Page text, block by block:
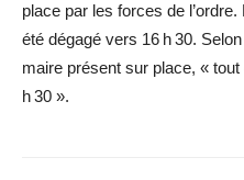
place par les forces de
été dégagé vers 16 h 30.
maire présent sur place, «
h 30 ».